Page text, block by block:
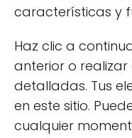
características y
Haz clic a
anterior o realizar
detalladas. Tus
en este sitio.
cualquier
¿Es eficaz
La combinación
seleccionan los